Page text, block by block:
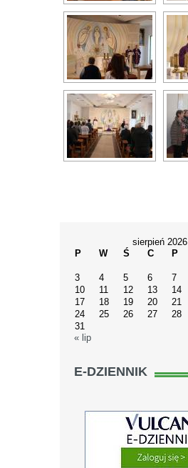
sierpień 2026
P
W Ś C P
3
4 5 6 7
10
11 12 13 14
17
18 19 20 21
24
25 26 27 28
31
« lip
E-DZIENNIK